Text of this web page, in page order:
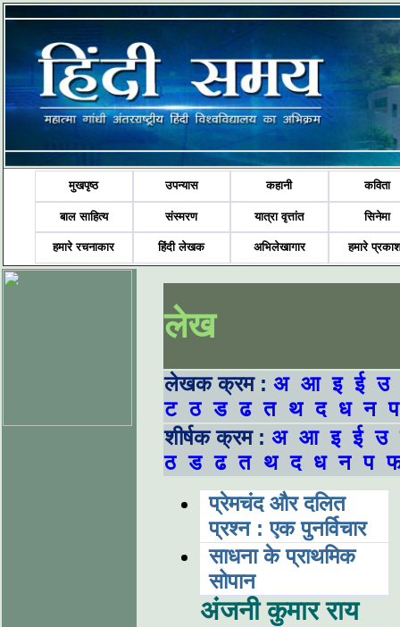
मुखपृष्ठ उपन्यास कहानी कविता
बाल साहित्य संस्मरण यात्रा वृत्तांत सिनेमा
हमारे रचनाकार हिंदी लेखक अभिलेखागार हमारे
लेख
लेखक क्रम : अ आ इ ई उ
ट ठ ड ढ त थ द ध न प
शीर्षक क्रम : अ आ इ ई उ
ठ ड ढ त थ द ध न प
प्रेमचंद और दलित
प्रश्न : एक पुनर्विचार
साधना के प्राथमिक
सोपान
अंजनी कुमार राय